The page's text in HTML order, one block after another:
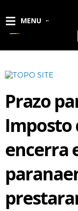
MENU
Prazo
Imposto
encerra